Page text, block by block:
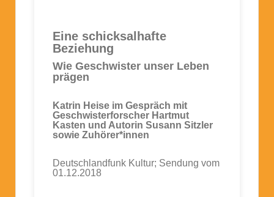
Eine schicksalhafte
Beziehung
Wie Geschwister unser Leben
prägen
Katrin Heise im Gespräch mit
Geschwisterforscher Hartmut
Kasten und Autorin Susann Sitzler
sowie Zuhörer*innen
Deutschlandfunk Kultur; Sendung vom
01.12.2018